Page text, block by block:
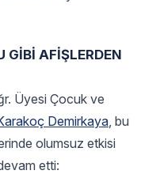
GİBİ AFİŞLERDEN
Üyesi Çocuk ve
Demirkaya, bu
olumsuz etkisi
etti: